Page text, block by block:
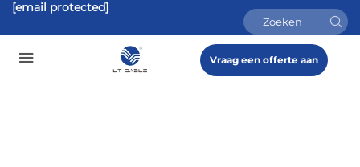
[email protected]
Vraag een offerte aan